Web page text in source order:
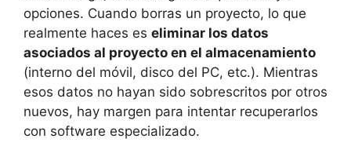
opciones. Cuando borras un proyecto, lo que
realmente haces es eliminar los datos
asociados al proyecto en el almacenamiento
(interno del móvil, disco del PC, etc.). Mientras
esos datos no hayan sido sobrescritos por otros
nuevos, hay margen para intentar recuperarlos
con software especializado.